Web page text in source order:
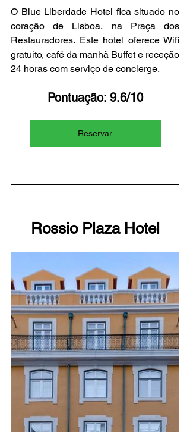
O Blue Liberdade Hotel fica situado no
coração de Lisboa, na Praça dos
Restauradores. Este hotel oferece Wifi
gratuito, café da manhã Buffet e receção
24 horas com serviço de concierge.
Pontuação: 9.6/10
Reservar
Rossio Plaza Hotel